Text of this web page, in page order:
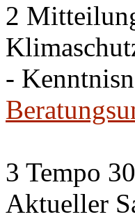
2
-
3 Tempo
Aktueller